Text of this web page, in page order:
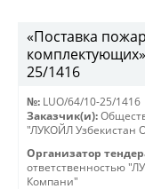
«Поставка
25/1416
№: LUO/64/10-25/1416
Заказчик(и):
"ЛУКОЙЛ Узбекистан
Организатор
ответственностью
Компани"